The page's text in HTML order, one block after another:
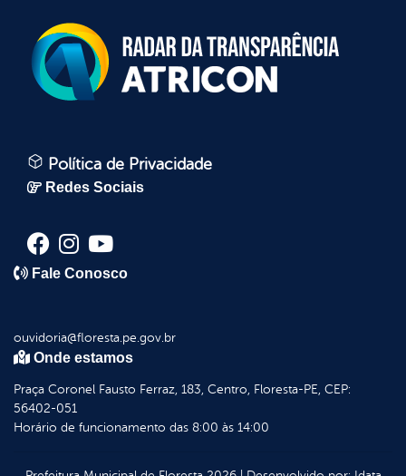
Política de Privacidade
Redes Sociais
Fale Conosco
ouvidoria@floresta.pe.gov.br
Onde estamos
Praça Coronel Fausto Ferraz, 183, Centro, Floresta-PE, CEP:
56402-051
Horário de funcionamento das 8:00 às 14:00